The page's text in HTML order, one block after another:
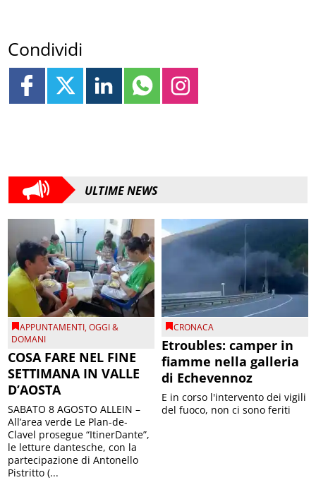
Condividi
ULTIME NEWS
APPUNTAMENTI,OGGI &
DOMANI
COSA FARE NEL FINE
SETTIMANA IN VALLE
D’AOSTA
SABATO 8 AGOSTO ALLEIN –
All’area verde Le Plan-de-
Clavel prosegue “ItinerDante”,
le letture dantesche, con la
partecipazione di Antonello
Pistritto (...
CRONACA
Etroubles: camper in
fiamme nella galleria
di Echevennoz
E in corso l'intervento dei vigili
del fuoco, non ci sono feriti